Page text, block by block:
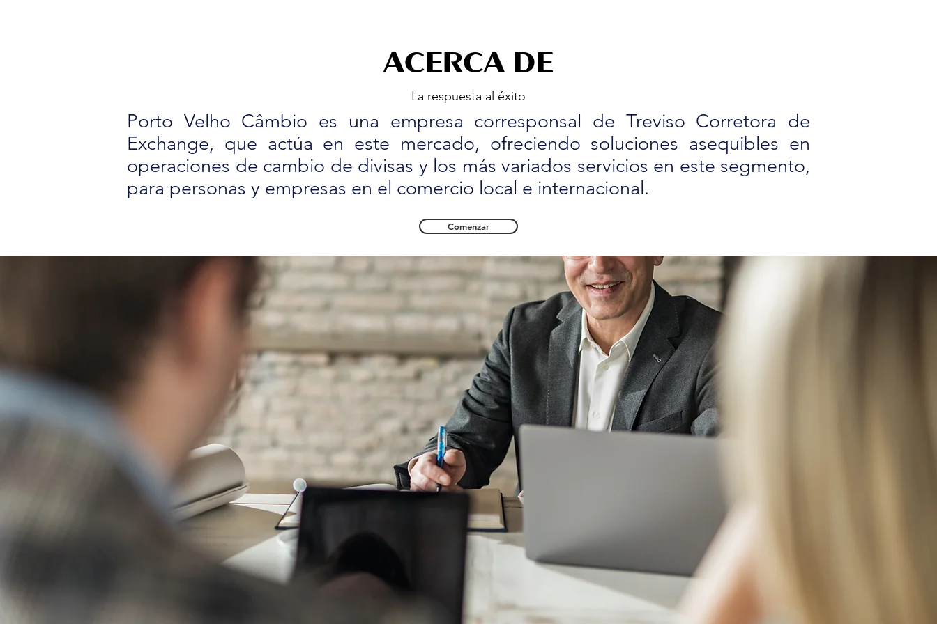
ACERCA DE
La respuesta al éxito
Porto Velho Câmbio es una empresa corresponsal de Treviso Corretora de
Exchange, que actúa en este mercado, ofreciendo soluciones asequibles en
operaciones de cambio de divisas y los más variados servicios en este segmento,
para personas y empresas en el comercio local e internacional.
Comenzar